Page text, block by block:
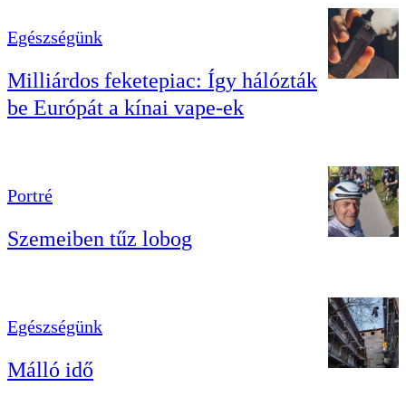
Egészségünk
Milliárdos feketepiac: Így hálózták
be Európát a kínai vape-ek
Portré
Szemeiben tűz lobog
Egészségünk
Málló idő